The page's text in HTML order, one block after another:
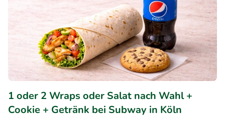
1 oder 2 Wraps oder Salat nach Wahl +
Cookie + Getränk bei Subway in Köln